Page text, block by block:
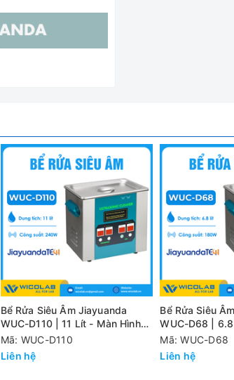
Bể Rửa Siêu Âm Jiayuanda
WUC-D110 | 11 Lít - Màn Hình
LED
Mã: WUC-D110
Liên hệ
Bể Rửa Siêu
WUC-D68 |
LED
Mã: WUC-D68
Liên hệ